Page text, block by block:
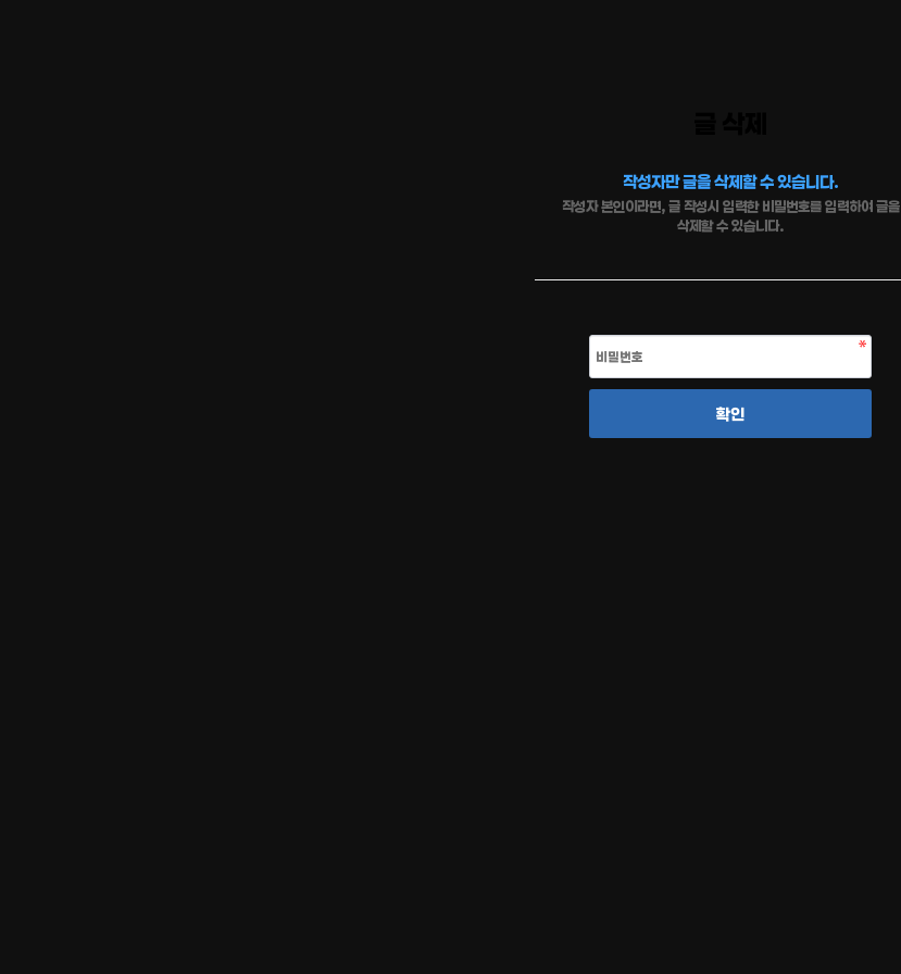
작성자만 글을 삭제할 수 있습니다.
작성자 본인이라면, 글 작성시 입력한 비밀번호를 입력하여 글을
삭제할 수 있습니다.